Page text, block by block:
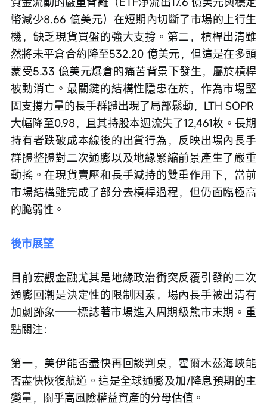
幣減少8.66 億美元）在短期內切斷了市場的上行生
機，缺乏現貨買盤的強大支撐。第二，槓桿出清雖
然將未平倉合約降至532.20 億美元，但這是在多頭
蒙受5.33 億美元爆倉的痛苦背景下發生，屬於槓桿
被動消亡。最關鍵的結構性隱患在於，作為市場堅
固支撐力量的長手群體出現了局部鬆動，LTH SOPR
大幅降至0.98，且其持股本週流失了12,461枚。長期
持有者跌破成本線後的出貨行為，反映出場內長手
群體整體對二次通膨以及地緣緊縮前景產生了嚴重
動搖。在現貨賣壓和長手減持的雙重作用下，當前
市場結構雖完成了部分去槓桿過程，但仍面臨極高
的脆弱性。
後市展望
目前宏觀金融尤其是地緣政治衝突反覆引發的二次
通膨回潮是決定性的限制因素，場內長手被出清有
加劇跡象——標誌著市場進入周期級熊市末期。重
點關注：
第一，美伊能否盡快再回談判桌，霍爾木茲海峽能
否盡快恢復航道。這是全球通膨及加/降息預期的主
變量，關乎高風險權益資產的分母估值。